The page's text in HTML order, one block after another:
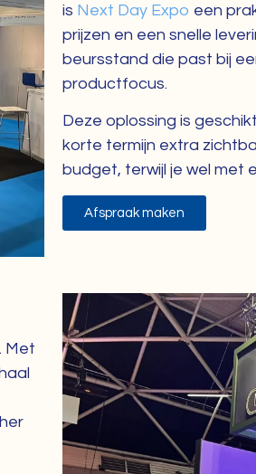
is Next Day Expo een
prijzen en een snelle
beursstand die past bij
productfocus.
Deze oplossing is
korte termijn extra
budget, terwijl je wel
Afspraak maken
Met